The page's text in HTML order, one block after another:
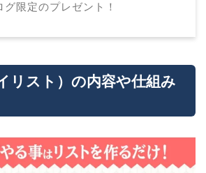
グ限定のプレゼント！
リスト）の内容や仕組み